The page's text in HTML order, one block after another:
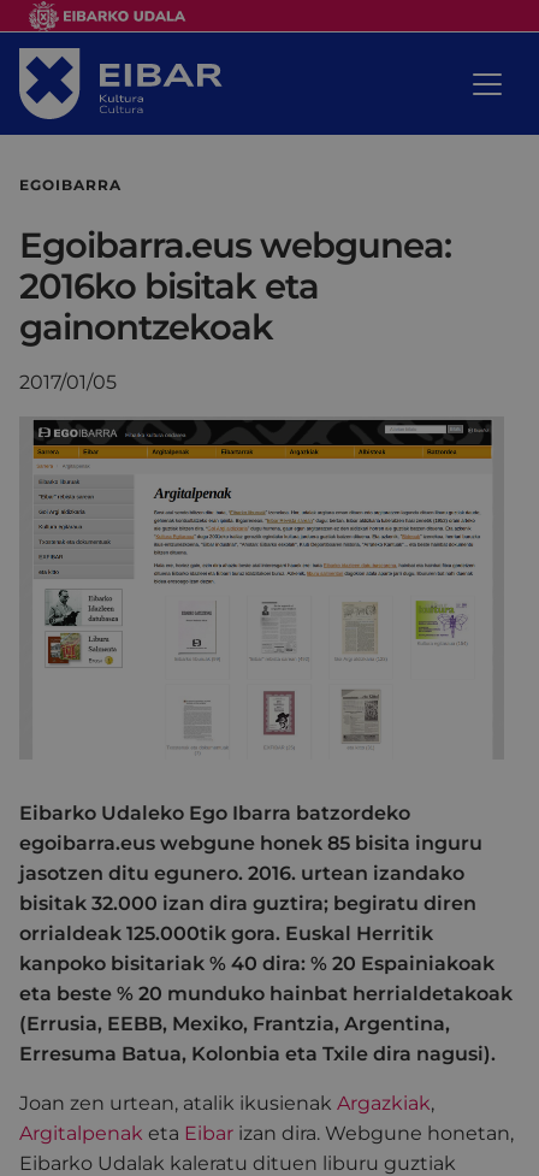
EGOIBARRA
Egoibarra.eus webgunea:
2016ko bisitak eta
gainontzekoak
2017/01/05
Eibarko Udaleko Ego Ibarra batzordeko
egoibarra.eus webgune honek 85 bisita inguru
jasotzen ditu egunero. 2016. urtean izandako
bisitak 32.000 izan dira guztira; begiratu diren
orrialdeak 125.000tik gora. Euskal Herritik
kanpoko bisitariak % 40 dira: % 20 Espainiakoak
eta beste % 20 munduko hainbat herrialdetakoak
(Errusia, EEBB, Mexiko, Frantzia, Argentina,
Erresuma Batua, Kolonbia eta Txile dira nagusi).
Joan zen urtean, atalik ikusienak Argazkiak,
Argitalpenak eta Eibar izan dira. Webgune honetan,
Eibarko Udalak kaleratu dituen liburu guztiak